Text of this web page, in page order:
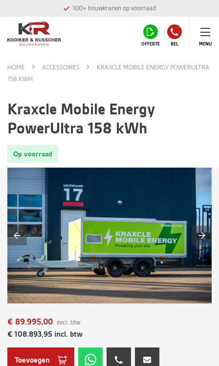
100+ bouwkranen op voorraad
OFFERTE BEL MENU
HOME ACCESSOIRES
KRAXCLE MOBILE ENERGY POWERULTRA
158 KWH
Kraxcle Mobile Energy
PowerUltra 158 kWh
Op voorraad
€ 89.995,00 excl. btw
€108.893,95 incl. btw
Toevoegen